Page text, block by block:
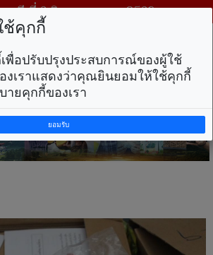
ดี ที่ 6 สิงหาคม พ.ศ. 2569
ช้คุกกี้
พื่อปรับปรุงประสบการณ์ของผู้ใช้
งเราแสดงว่าคุณยินยอมให้ใช้คุกกี้
ยคุกกี้ของเรา
ยอมรับ